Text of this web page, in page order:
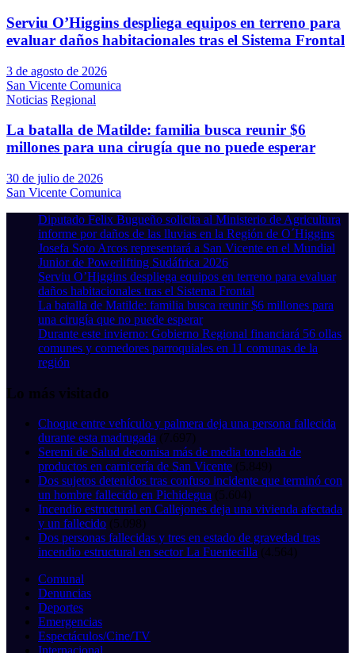
Serviu O’Higgins despliega equipos en terreno para
evaluar daños habitacionales tras el Sistema Frontal
3 de agosto de 2026
San Vicente Comunica
Noticias Regional
La batalla de Matilde: familia busca reunir $6
millones para una cirugía que no puede esperar
30 de julio de 2026
San Vicente Comunica
Diputado Felix Bugueño solicita al Ministerio de Agricultura
informe por daños de las lluvias en la Región de O´Higgins
Josefa Soto Arcos representará a San Vicente en el Mundial
Junior de Powerlifting Sudáfrica 2026
Serviu O’Higgins despliega equipos en terreno para evaluar
daños habitacionales tras el Sistema Frontal
La batalla de Matilde: familia busca reunir $6 millones para
una cirugía que no puede esperar
Durante este invierno: Gobierno Regional financiará 56 ollas
comunes y comedores parroquiales en 11 comunas de la
región
Lo más visitado
Choque entre vehículo y palmera deja una persona fallecida
durante esta madrugada (7.697)
Seremi de Salud decomisa más de media tonelada de
productos en carnicería de San Vicente (5.849)
Dos sujetos detenidos tras confuso incidente que terminó con
un hombre fallecido en Pichidegua (5.604)
Incendio estructural en Callejones deja una vivienda afectada
y un fallecido (5.098)
Dos personas fallecidas y tres en estado de gravedad tras
incendio estructural en sector La Fuentecilla (4.564)
Comunal
Denuncias
Deportes
Emergencias
Espectáculos/Cine/TV